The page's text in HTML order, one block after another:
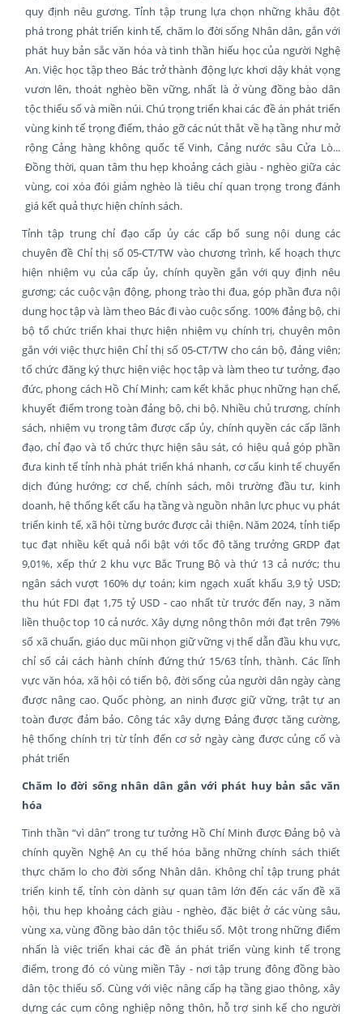
quy định nêu gương. Tỉnh tập trung lựa chọn những khâu đột
phá trong phát triển kinh tế, chăm lo đời sống Nhân dân, gắn với
phát huy bản sắc văn hóa và tinh thần hiếu học của người Nghệ
An. Việc học tập theo Bác trở thành động lực khơi dậy khát vọng
vươn lên, thoát nghèo bền vững, nhất là ở vùng đồng bào dân
tộc thiểu số và miền núi. Chú trọng triển khai các đề án phát triển
vùng kinh tế trọng điểm, tháo gỡ các nút thắt về hạ tầng như mở
rộng Cảng hàng không quốc tế Vinh, Cảng nước sâu Cửa Lò...
Đồng thời, quan tâm thu hẹp khoảng cách giàu - nghèo giữa các
vùng, coi xóa đói giảm nghèo là tiêu chí quan trọng trong đánh
giá kết quả thực hiện chính sách.
Tỉnh tập trung chỉ đạo cấp ủy các cấp bổ sung nội dung các
chuyên đề Chỉ thị số 05-CT/TW vào chương trình, kế hoạch thực
hiện nhiệm vụ của cấp ủy, chính quyền gắn với quy định nêu
gương; các cuộc vận động, phong trào thi đua, góp phần đưa nội
dung học tập và làm theo Bác đi vào cuộc sống. 100% đảng bộ, chi
bộ tổ chức triển khai thực hiện nhiệm vụ chính trị, chuyên môn
gắn với việc thực hiện Chỉ thị số 05-CT/TW cho cán bộ, đảng viên;
tổ chức đăng ký thực hiện việc học tập và làm theo tư tưởng, đạo
đức, phong cách Hồ Chí Minh; cam kết khắc phục những hạn chế,
khuyết điểm trong toàn đảng bộ, chi bộ. Nhiều chủ trương, chính
sách, nhiệm vụ trọng tâm được cấp ủy, chính quyền các cấp lãnh
đạo, chỉ đạo và tổ chức thực hiện sâu sát, có hiệu quả góp phần
đưa kinh tế tỉnh nhà phát triển khá nhanh, cơ cấu kinh tế chuyển
dịch đúng hướng; cơ chế, chính sách, môi trường đầu tư, kinh
doanh, hệ thống kết cấu hạ tầng và nguồn nhân lực phục vụ phát
triển kinh tế, xã hội từng bước được cải thiện. Năm 2024, tỉnh tiếp
tục đạt nhiều kết quả nổi bật với tốc độ tăng trưởng GRDP đạt
9,01%, xếp thứ 2 khu vực Bắc Trung Bộ và thứ 13 cả nước; thu
ngân sách vượt 160% dự toán; kim ngạch xuất khẩu 3,9 tỷ USD;
thu hút FDI đạt 1,75 tỷ USD - cao nhất từ trước đến nay, 3 năm
liền thuộc top 10 cả nước. Xây dựng nông thôn mới đạt trên 79%
số xã chuẩn, giáo dục mũi nhọn giữ vững vị thế dẫn đầu khu vực,
chỉ số cải cách hành chính đứng thứ 15/63 tỉnh, thành. Các lĩnh
vực văn hóa, xã hội có tiến bộ, đời sống của người dân ngày càng
được nâng cao. Quốc phòng, an ninh được giữ vững, trật tự an
toàn được đảm bảo. Công tác xây dựng Đảng được tăng cường,
hệ thống chính trị từ tỉnh đến cơ sở ngày càng được củng cố và
phát triển
Chăm lo đời sống nhân dân gắn với phát huy bản sắc văn
hóa
Tinh thần “vì dân” trong tư tưởng Hồ Chí Minh được Đảng bộ và
chính quyền Nghệ An cụ thể hóa bằng những chính sách thiết
thực chăm lo cho đời sống Nhân dân. Không chỉ tập trung phát
triển kinh tế, tỉnh còn dành sự quan tâm lớn đến các vấn đề xã
hội, thu hẹp khoảng cách giàu - nghèo, đặc biệt ở các vùng sâu,
vùng xa, vùng đồng bào dân tộc thiểu số. Một trong những điểm
nhấn là việc triển khai các đề án phát triển vùng kinh tế trọng
điểm, trong đó có vùng miền Tây - nơi tập trung đông đồng bào
dân tộc thiểu số. Cùng với việc nâng cấp hạ tầng giao thông, xây
dựng các cụm công nghiệp nông thôn, hỗ trợ sinh kế cho người